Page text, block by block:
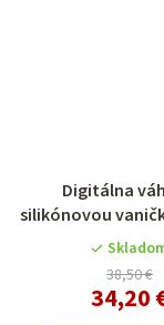
Digitálna
silikónovou
200 g
38,50 €
34,20